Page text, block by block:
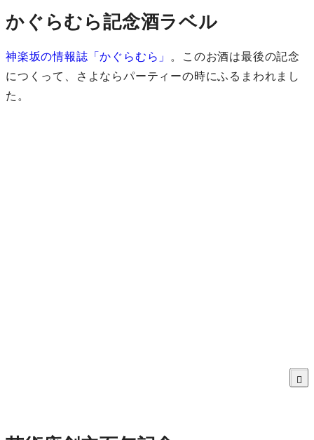
かぐらむら記念酒ラベル
神楽坂の情報誌「かぐらむら」
。このお酒は最後の記念
につくって、さよならパーティーの時にふるまわれまし
た。